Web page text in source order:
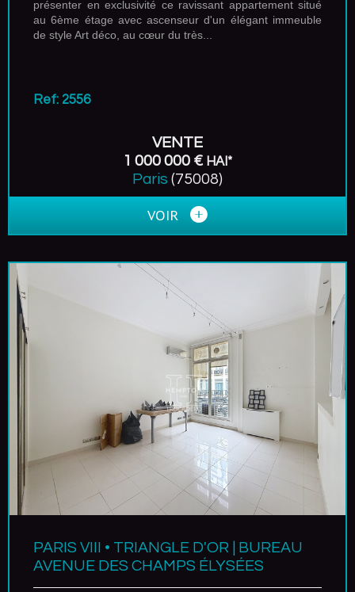
présenter en exclusivité ce ravissant appartement situé
au 6ème étage avec ascenseur d'un élégant immeuble
de style Art déco, au cœur du très...
Ref: 2556
VENTE
1 000 000 € HAI*
Paris (75008)
VOIR
PARIS VIII • TRIANGLE D'OR | BUREAU
AVENUE DES CHAMPS ÉLYSÉES